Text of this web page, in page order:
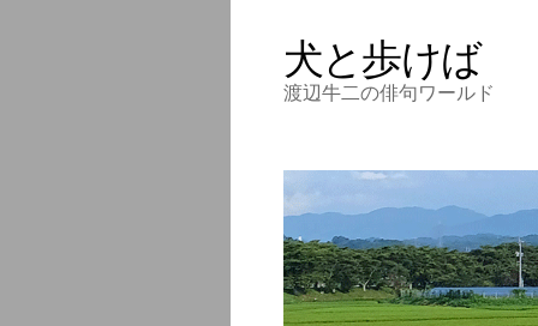
犬と歩けば
渡辺牛二の俳句ワールド